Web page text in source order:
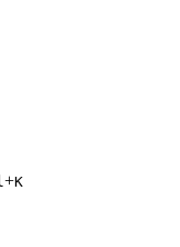
+K